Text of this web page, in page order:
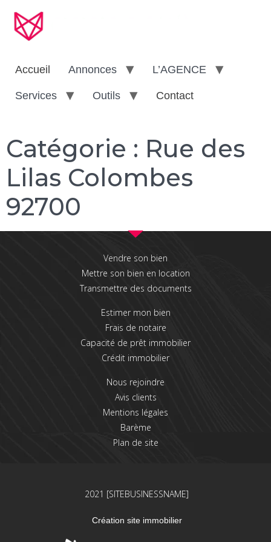
Accueil Annonces L’AGENCE
Services Outils Contact
Catégorie : Rue des
Lilas Colombes
92700
Vendre son bien
Mettre son bien en location
Transmettre des documents
Estimer mon bien
Frais de notaire
Capacité de prêt immobilier
Crédit immobilier
Nous rejoindre
Avis clients
Mentions légales
Barème
Plan de site
2021 [SITEBUSINESSNAME]
Création site immobilier